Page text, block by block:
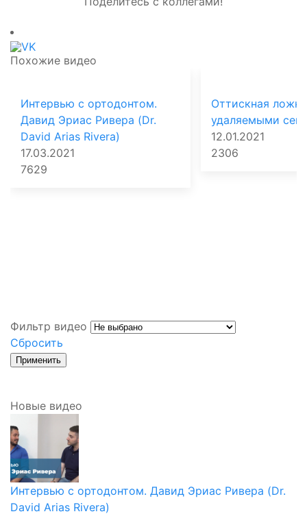
Похожие видео
Интервью с ортодонтом.
Давид Эриас Ривера (Dr.
David Arias Rivera)
17.03.2021
7629
Оттискная
удаляемыми
12.01.2021
2306
Фильтр видео
Сбросить
Новые видео
Интервью с ортодонтом. Давид Эриас Ривера (Dr.
David Arias Rivera)